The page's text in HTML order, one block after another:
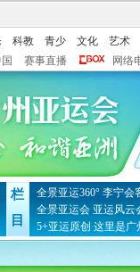
科教 青少 文化
艺术
赛事直播 网络
栏
目
全景亚运360° 李宁会
全景亚运会 亚运风云
5+亚运原创 这里是广